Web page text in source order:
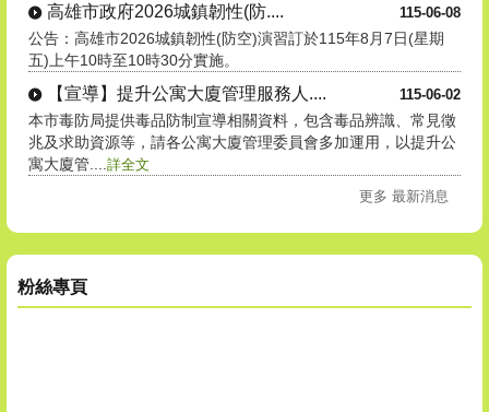
115-06-08
高雄市政府2026城鎮韌性(防....
公告：高雄市2026城鎮韌性(防空)演習訂於115年8月7日(星期
五)上午10時至10時30分實施。
115-06-02
【宣導】提升公寓大廈管理服務人....
本市毒防局提供毒品防制宣導相關資料，包含毒品辨識、常見徵
兆及求助資源等，請各公寓大廈管理委員會多加運用，以提升公
寓大廈管.... 詳全文
更多 最新消息
粉絲專頁